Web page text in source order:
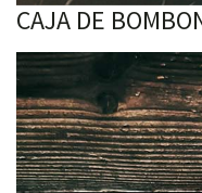
CAJA DE